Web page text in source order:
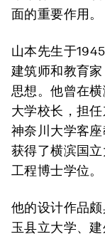
面的重要作用。
山本先生于
建筑师和教育
思想。他曾在
大学校长，担
神奈川大学客
获得了横滨国
工程博士学位。
他的设计作品
玉县立大学、